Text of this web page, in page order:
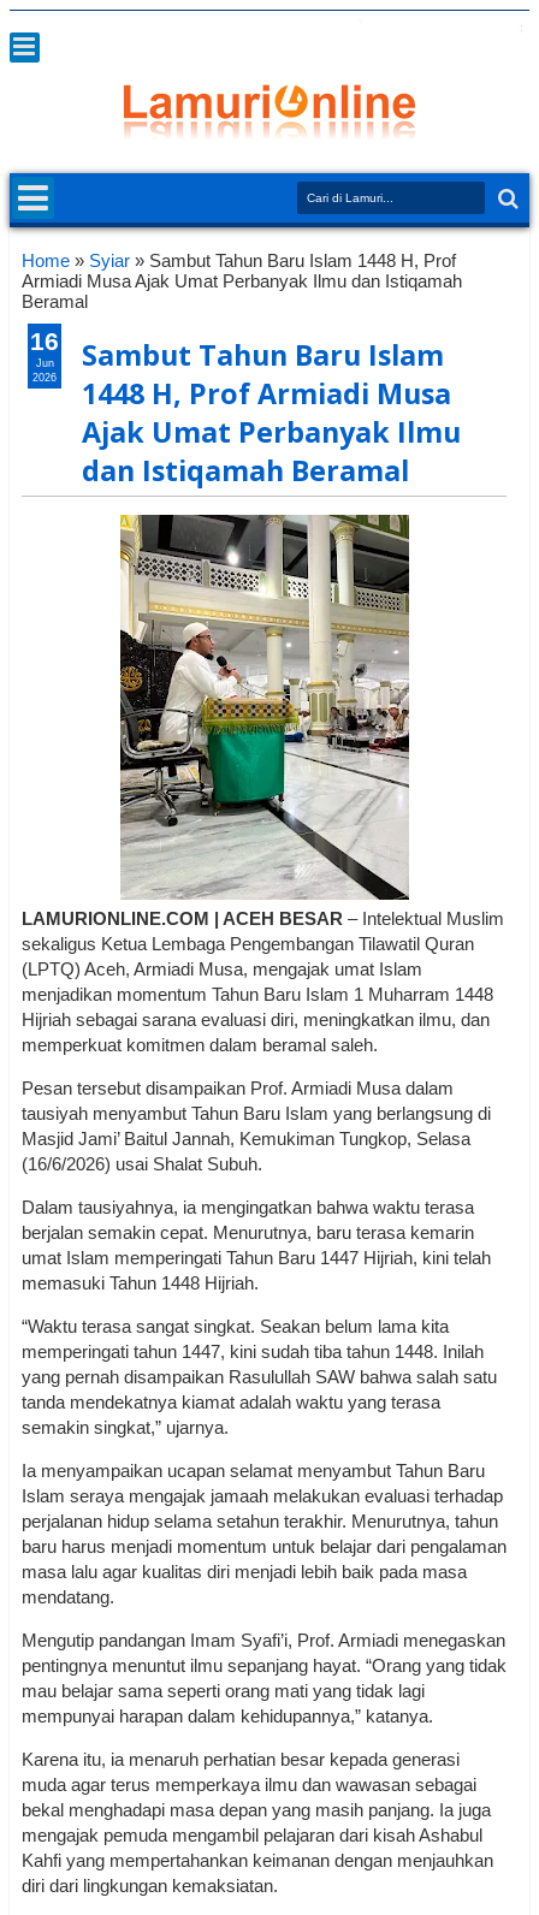
Home » Syiar » Sambut Tahun Baru Islam 1448 H, Prof
Armiadi Musa Ajak Umat Perbanyak Ilmu dan Istiqamah
Beramal
Sambut Tahun Baru Islam
1448 H, Prof Armiadi Musa
Ajak Umat Perbanyak Ilmu
dan Istiqamah Beramal
LAMURIONLINE.COM | ACEH BESAR – Intelektual Muslim
sekaligus Ketua Lembaga Pengembangan Tilawatil Quran
(LPTQ) Aceh, Armiadi Musa, mengajak umat Islam
menjadikan momentum Tahun Baru Islam 1 Muharram 1448
Hijriah sebagai sarana evaluasi diri, meningkatkan ilmu, dan
memperkuat komitmen dalam beramal saleh.
Pesan tersebut disampaikan Prof. Armiadi Musa dalam
tausiyah menyambut Tahun Baru Islam yang berlangsung di
Masjid Jami’ Baitul Jannah, Kemukiman Tungkop, Selasa
(16/6/2026) usai Shalat Subuh.
Dalam tausiyahnya, ia mengingatkan bahwa waktu terasa
berjalan semakin cepat. Menurutnya, baru terasa kemarin
umat Islam memperingati Tahun Baru 1447 Hijriah, kini telah
memasuki Tahun 1448 Hijriah.
“Waktu terasa sangat singkat. Seakan belum lama kita
memperingati tahun 1447, kini sudah tiba tahun 1448. Inilah
yang pernah disampaikan Rasulullah SAW bahwa salah satu
tanda mendekatnya kiamat adalah waktu yang terasa
semakin singkat,” ujarnya.
Ia menyampaikan ucapan selamat menyambut Tahun Baru
Islam seraya mengajak jamaah melakukan evaluasi terhadap
perjalanan hidup selama setahun terakhir. Menurutnya, tahun
baru harus menjadi momentum untuk belajar dari pengalaman
masa lalu agar kualitas diri menjadi lebih baik pada masa
mendatang.
Mengutip pandangan Imam Syafi’i, Prof. Armiadi menegaskan
pentingnya menuntut ilmu sepanjang hayat. “Orang yang tidak
mau belajar sama seperti orang mati yang tidak lagi
mempunyai harapan dalam kehidupannya,” katanya.
Karena itu, ia menaruh perhatian besar kepada generasi
muda agar terus memperkaya ilmu dan wawasan sebagai
bekal menghadapi masa depan yang masih panjang. Ia juga
mengajak pemuda mengambil pelajaran dari kisah Ashabul
Kahfi yang mempertahankan keimanan dengan menjauhkan
diri dari lingkungan kemaksiatan.
16
Jun
2026